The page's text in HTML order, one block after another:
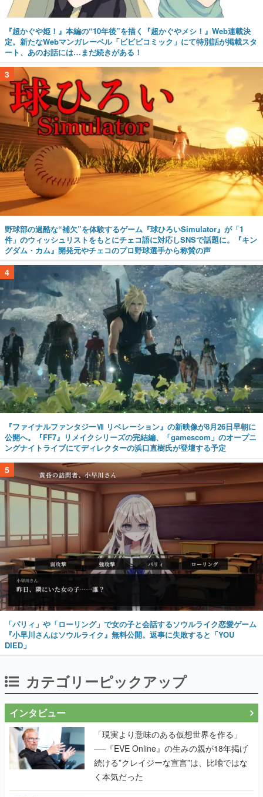
『超かぐや姫！』本編の“10年後”を描く『超かぐやメシ！』Web連載決
定。新たなWebマンガレーベル「ビビビコミック」にて特別話が掲載スタ
ート、あのお話には…まだ続きがある！
3
野球部の過酷な“補欠”を体験するゲーム『球ひろいSimulator』が「1
件」のウィッシュリストをもとにチェコ語に対応しSNSで話題に。『キン
グダム・カム』開発元やチェコのプロ野球選手から称賛の声
4
『ファイナルファンタジーⅦ リベレーション』の新映像が8月26日早朝に
公開へ。『FF7』リメイクシリーズの完結編、「gamescom」のオープニ
ングナイトライブにてディレクターの浜口直樹氏が登壇する予定
5
「パリィ」や「ローリング」で女の子と会話するソウルライク恋愛ゲーム
『小早川さんはソウルライク』無料公開。返事に失敗すると「YOU
DIED」
カテゴリーピックアップ
インタビュー
「現実より意味のある仮想世界を作る」
──『EVE Online』の生みの親が18年掲げ
続ける”クレイジーな宣言”は、比喩ではな
く本気だった